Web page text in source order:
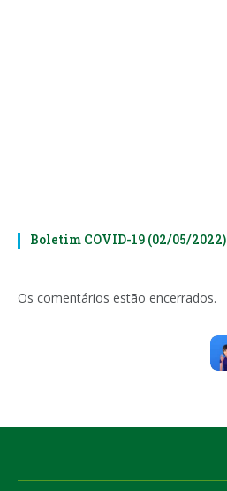
Boletim COVID-19 (02/05/2022)
Os comentários estão encerrados.